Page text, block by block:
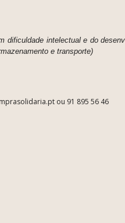
dificuldade intelectual e do
e transporte)
ou 91 895 56 46